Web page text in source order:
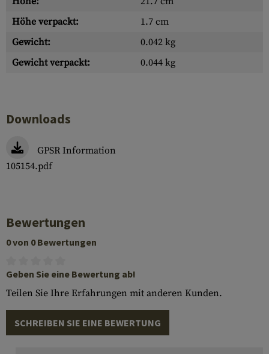
Höhe verpackt:
1.7 cm
Gewicht:
0.042 kg
Gewicht verpackt:
0.044 kg
Downloads
GPSR Information
105154.pdf
Bewertungen
0 von 0 Bewertungen
Geben Sie eine Bewertung ab!
Teilen Sie Ihre Erfahrungen mit anderen Kunden.
SCHREIBEN SIE EINE BEWERTUNG